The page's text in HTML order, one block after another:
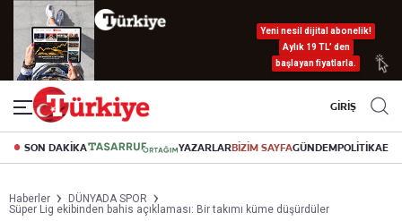
Yeni nesil dijital abonelik!
Aylık 19 TL’ den
başlayan fiyatlarla.
GİRİŞ
SON DAKİKA YAZARLARBİZİM SAYFAGÜNDEMPOLİTİKA
Haberler
DÜNYADA SPOR
Süper Lig ekibinden bahis açıklaması: Bir takımı küme düşürdüler